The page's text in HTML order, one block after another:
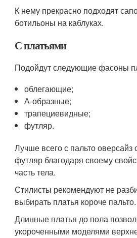
К нему прекрасно подходят
ботильоны на каблуках.
С платьями
Подойдут следующие фасоны
облегающие;
А-образные;
трапециевидные;
футляр.
Лучше всего с пальто оверсайз
футляр благодаря своему
часть тела.
Стилисты рекомендуют не
выбирать платья короче пальто.
Длинные платья до пола
укороченными моделями